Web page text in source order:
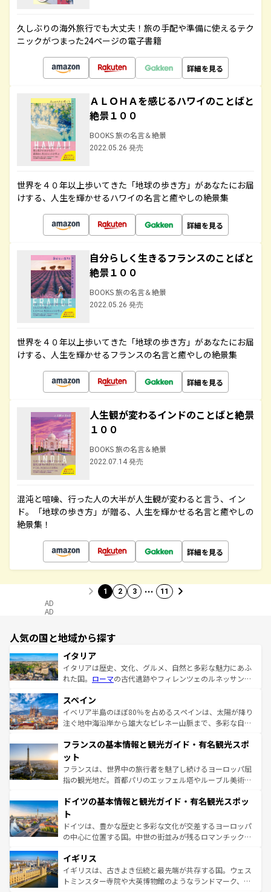
久しぶりの海外旅行でも大丈夫！旅の手配や準備に使えるテク
ニックがつまった24ページの電子書籍
詳細を見る
ＡＬＯＨＡを感じるハワイのことばと
絶景１００
BOOKS 旅の名言＆絶景
2022.05.26 発売
世界を４０年以上歩いてきた「地球の歩き方」があなたにお届
けする、人生を輝かせるハワイの名言と癒やしの絶景集
詳細を見る
自分らしく生きるフランスのことばと
絶景１００
BOOKS 旅の名言＆絶景
2022.05.26 発売
世界を４０年以上歩いてきた「地球の歩き方」があなたにお届
けする、人生を輝かせるフランスの名言と癒やしの絶景集
詳細を見る
人生観が変わるインドのことばと絶景
１００
BOOKS 旅の名言＆絶景
2022.07.14 発売
混沌と喧噪、行った人の大半が人生観が変わると言う、イン
ド。「地球の歩き方」が贈る、人生を輝かせる名言と癒やしの
絶景集！
詳細を見る
1 2 3 … 11
AD
AD
人気の国と地域から探す
イタリア
イタリアは歴史、文化、グルメ、自然と多彩な魅力にあふ
れた国。 ローマの古代遺跡やフィレンツェのルネッサンス
ろん、トスカーナの美しい田園風景やアマルフィ海岸の絶
景など、自然景観も見逃せない。観光の合間には、本場の
ピザやパスタなど、絶品のイタリア料理を堪能することも
ませてくれるイタリアで、忘れられない旅をしてみよう！
なお、新着のイタリア情報は
しい。
スペイン
イベリア半島のほぼ80％を占めるスペインは、太陽が降り
注ぐ地中海沿岸から雄大なピレネー山脈まで、多彩な自然
文化が根付くこの国では、情熱的なフラメンコ、熱気あふ
れる闘牛、そして美味しいタパスが生活の一部となってい
る。首都マドリードの洗練された雰囲気や、バルセロナの
アートに溢れた街角から、地方では古代ローマ遺跡や中世
せる。地方によって風土や気候が異なるスペインはその個
ンテンツ一覧 を参照してほしい。
フランスの基本情報と観光ガイド・有名観光スポ
ット
フランスは、世界中の旅行者を魅了し続けるヨーロッパ屈
指の観光地だ。首都パリのエッフェル塔やルーブル美術館
で、幅広い魅力が詰まっている。華麗な宮殿、歴史的な大
聖堂、美しいビーチ、そして豊かな自然が、訪れる者を心
から魅了する。また、フランスは美食の国としても知ら
れ、フランス料理はユネスコ無形文化遺産にも登録されて
香り高いラベンダー畑など、多彩な楽しみ方が可能だ。さ
らに、パリ以外の地域にも魅力が溢れており、どの街角に
も豊かな歴史と文化が息づいている。パリ以外の個性あふ
ドイツの基本情報と観光ガイド・有名観光スポッ
ト
ドイツは、豊かな歴史と多彩な文化が交差するヨーロッパ
の中心に位置する国。中世の街並みが残るロマンチック街
顔を持つこの国は、どこを歩いても飽きることがない。ベ
ルリンの文化的活気、バイエルン州のアルプスの絶景、そ
してライン川沿いのワイン畑といった風景は必見。ビール
イギリス
イギリスは、古きよき伝統と最先端が共存する国。ウェス
トミンスター寺院や大英博物館のようなランドマーク、歴